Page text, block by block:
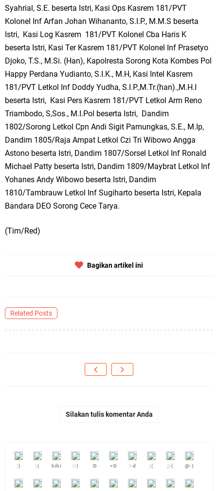
Syahrial, S.E. beserta Istri, Kasi Ops Kasrem 181/PVT
Kolonel Inf Arfan Johan Wihananto, S.I.P., M.M.S beserta
Istri, Kasi Log Kasrem 181/PVT Kolonel Cba Haris K
beserta Istri, Kasi Ter Kasrem 181/PVT Kolonel Inf Prasetyo
Djoko, T.S., M.Si. (Han), Kapolresta Sorong Kota Kombes Pol
Happy Perdana Yudianto, S.I.K., M.H, Kasi Intel Kasrem
181/PVT Letkol Inf Doddy Yudha, S.I.P.,M.Tr.(han).,M.H.I
beserta Istri, Kasi Pers Kasrem 181/PVT Letkol Arm Reno
Triambodo, S,Sos., M.I.Pol beserta Istri, Dandim
1802/Sorong Letkol Cpn Andi Sigit Pamungkas, S.E., M.Ip,
Dandim 1805/Raja Ampat Letkol Czi Tri Wibowo Angga
Astono beserta Istri, Dandim 1807/Sorsel Letkol Inf Ronald
Michael Patty beserta Istri, Dandim 1809/Maybrat Letkol Inf
Yohanes Andy Wibowo beserta Istri, Dandim
1810/Tambrauw Letkol Inf Sugiharto beserta Istri, Kepala
Bandara DEO Sorong Cece Tarya.
(Tim/Red)
Bagikan artikel ini
Related Posts
Silakan tulis komentar Anda
:) :( hihi :-) :D =D :-d ;( ;-( @-)